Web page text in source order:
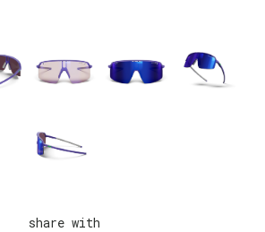
share with